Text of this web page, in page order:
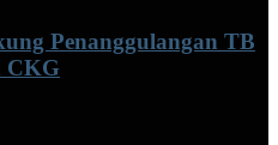
Penanggulangan TB
CKG